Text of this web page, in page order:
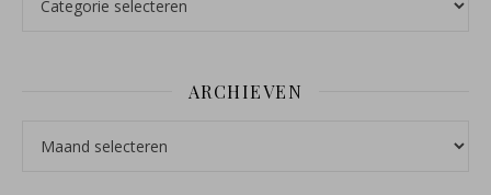
ARCHIEVEN